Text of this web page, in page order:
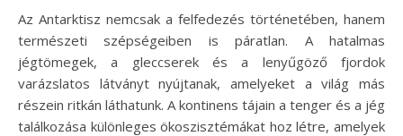
Az Antarktisz nemcsak a felfedezés történetében, hanem
természeti szépségeiben is páratlan. A hatalmas
jégtömegek, a gleccserek és a lenyűgöző fjordok
varázslatos látványt nyújtanak, amelyeket a világ más
részein ritkán láthatunk. A kontinens tájain a tenger és a jég
találkozása különleges ökoszisztémákat hoz létre, amelyek